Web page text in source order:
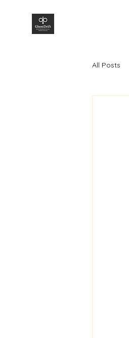
All Posts